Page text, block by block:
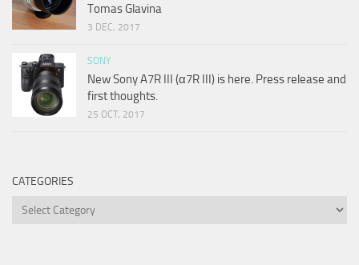
Tomas Glavina
3 DEC, 2017
SONY
New Sony A7R III (α7R III) is here. Press release and
first thoughts.
25 OCT, 2017
CATEGORIES
Categories